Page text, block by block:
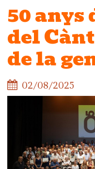
50 anys
del
de la
02/08/2025